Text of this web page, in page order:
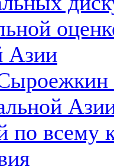
Азии
по всему